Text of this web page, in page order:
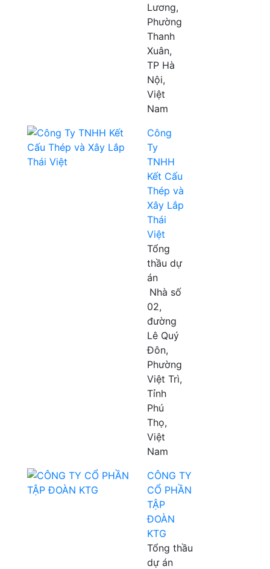
Lương,
Phường
Thanh
Xuân,
TP Hà
Nội,
Việt
Nam
Công
Ty
TNHH
Kết Cấu
Thép và
Xây Lắp
Thái
Việt
Tổng
thầu dự
án
Nhà số
02,
đường
Lê Quý
Đôn,
Phường
Việt Trì,
Tỉnh
Phú
Thọ,
Việt
Nam
CÔNG TY
CỔ PHẦN
TẬP
ĐOÀN
KTG
Tổng thầu
dự án